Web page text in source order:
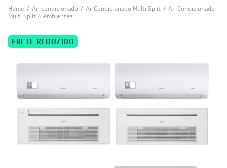
Home / Ar-condicionado / Ar Condicionado Multi Split / Ar-Condicionado
Multi Split 4 Ambientes
FRETE REDUZIDO